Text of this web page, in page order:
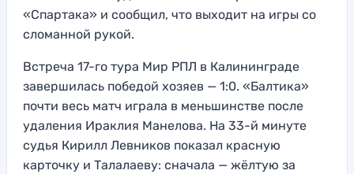
«Спартака» и сообщил, что выходит на игры со
сломанной рукой.
Встреча 17-го тура Мир РПЛ в Калининграде
завершилась победой хозяев — 1:0. «Балтика»
почти весь матч играла в меньшинстве после
удаления Ираклия Манелова. На 33-й минуте
судья Кирилл Левников показал красную
карточку и Талалаеву: сначала — жёлтую за